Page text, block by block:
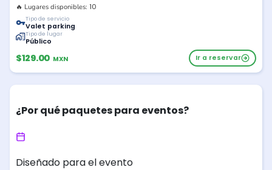
🔥 Lugares disponibles: 10
Tipo de servicio
Valet parking
Tipo de lugar
Público
$129.00 MXN Ir a reservar
¿Por qué paquetes para eventos?
Diseñado para el evento